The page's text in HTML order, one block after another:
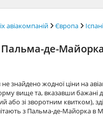
авіакомпаній Європа
Пальма-де-
знайдено жодної ціни на
вище та, вказавши бажані
або зі зворотним квитком),
з Пальма-де-Майорка в